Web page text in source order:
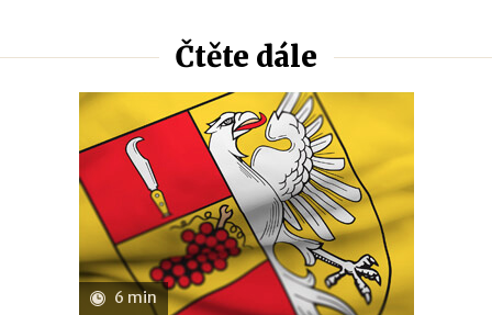
Čtěte dále
6 min